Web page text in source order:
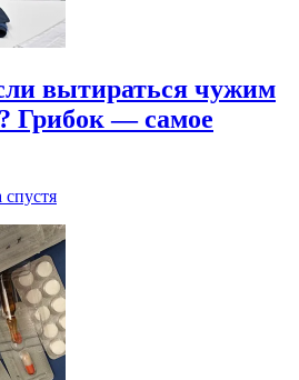
вытираться чужим
Грибок — самое
спустя